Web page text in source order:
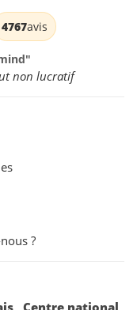
4767avis
non lucratif
?
Centre national